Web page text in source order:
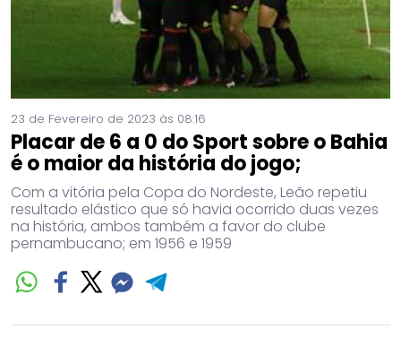
23 de Fevereiro de 2023 às 08:16
Placar de 6 a 0 do Sport sobre o Bahia
é o maior da história do jogo;
Com a vitória pela Copa do Nordeste, Leão repetiu
resultado elástico que só havia ocorrido duas vezes
na história, ambos também a favor do clube
pernambucano; em 1956 e 1959